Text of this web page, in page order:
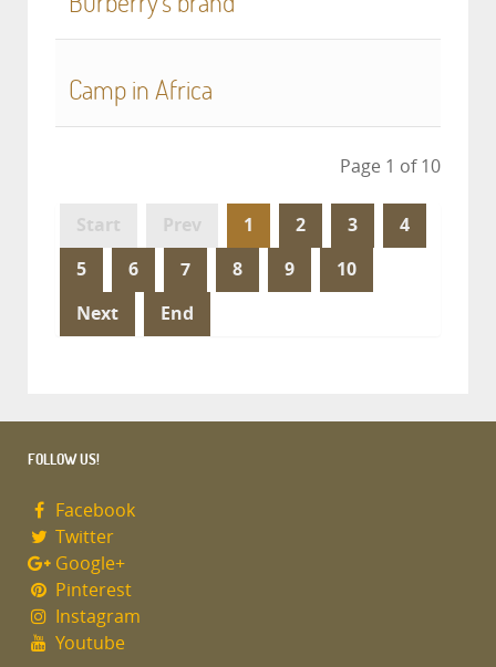
Camp in Africa
Page 1 of 10
Start Prev 1 2 3 4
5 6 7 8 9 10
Next End
FOLLOW US!
Facebook
Twitter
Google+
Pinterest
Instagram
Youtube